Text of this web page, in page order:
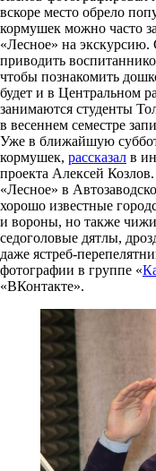
вскоре место обрело
кормушек можно часто
«Лесное» на экскурсию.
приводить
чтобы познакомить
будет и в Центральном
занимаются студенты
в весеннем семестре
Уже в ближайшую
кормушек, рассказал в
проекта Алексей
«Лесное» в
хорошо известные
и вороны, но также
седоголовые дятлы,
даже ястреб-
фотографии в группе «
«ВКонтакте».